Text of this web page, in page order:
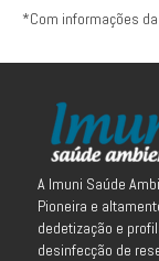
*Com informações
A Imuni Saúde
Pioneira e
dedetização e
desinfecção de